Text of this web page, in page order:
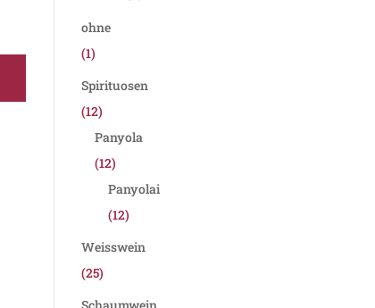
ohne
(1)
Spirituosen
(12)
Panyola
(12)
Panyolai
(12)
Weisswein
(25)